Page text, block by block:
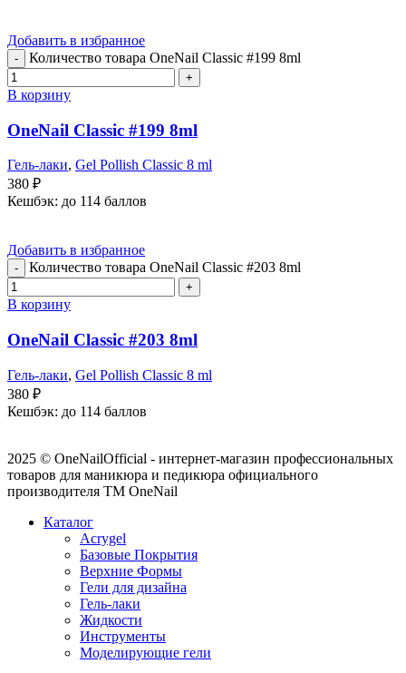
Добавить в избранное
Количество товара OneNail Classic #199 8ml
В корзину
OneNail Classic #199 8ml
Гель-лаки, Gel Pollish Classic 8 ml
380 ₽
Кешбэк: до 114 баллов
Добавить в избранное
Количество товара OneNail Classic #203 8ml
В корзину
OneNail Classic #203 8ml
Гель-лаки, Gel Pollish Classic 8 ml
380 ₽
Кешбэк: до 114 баллов
2025 © OneNailOfficial - интернет-магазин профессиональных
товаров для маникюра и педикюра официального
производителя ТМ OneNail
Каталог
Acrygel
Базовые Покрытия
Верхние Формы
Гели для дизайна
Гель-лаки
Жидкости
Инструменты
Моделирующие гели